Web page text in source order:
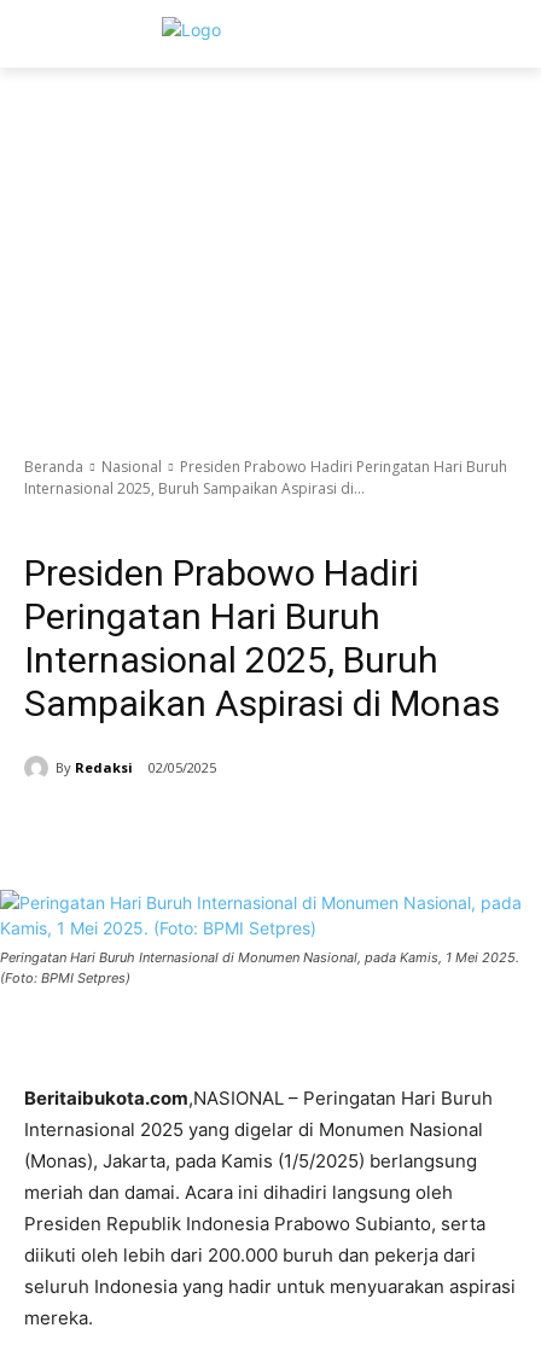
Beranda Nasional
Presiden Prabowo Hadiri Peringatan Hari Buruh
Internasional 2025, Buruh Sampaikan Aspirasi di...
Presiden Prabowo Hadiri
Peringatan Hari Buruh
Internasional 2025, Buruh
Sampaikan Aspirasi di Monas
By Redaksi 02/05/2025
Peringatan Hari Buruh Internasional di Monumen Nasional, pada Kamis, 1 Mei 2025.
(Foto: BPMI Setpres)
Beritaibukota.com,NASIONAL – Peringatan Hari Buruh
Internasional 2025 yang digelar di Monumen Nasional
(Monas), Jakarta, pada Kamis (1/5/2025) berlangsung
meriah dan damai. Acara ini dihadiri langsung oleh
Presiden Republik Indonesia Prabowo Subianto, serta
diikuti oleh lebih dari 200.000 buruh dan pekerja dari
seluruh Indonesia yang hadir untuk menyuarakan aspirasi
mereka.